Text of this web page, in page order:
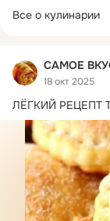
САМОЕ
18 окт 2025
ЛЁГКИЙ РЕЦЕПТ
Все о кулинарии